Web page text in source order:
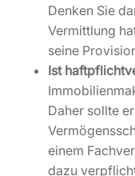
Daher sollte
einem
dazu
Arbeitet
seine
Vertrauliches
weiß viel über
Wünsche und